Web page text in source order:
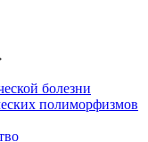
болезни
полиморфизмов